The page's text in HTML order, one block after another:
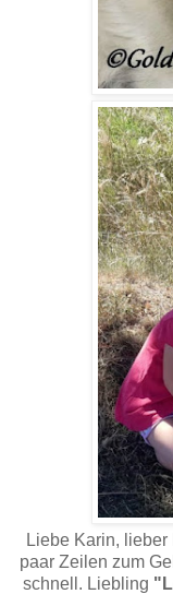
Liebe Karin,
paar Zeilen zum
schnell. Liebling